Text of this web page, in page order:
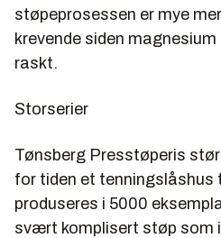
støpeprosessen er mye
krevende siden
raskt.
Storserier
Tønsberg Presstøperis
for tiden et tenningslåshus
produseres i 5000
svært komplisert støp som